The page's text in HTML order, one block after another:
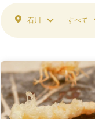
石川 すべて